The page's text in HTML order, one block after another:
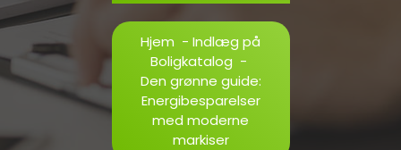
Hjem - Indlæg på
Boligkatalog -
Den grønne guide:
Energibesparelser
med moderne
markiser